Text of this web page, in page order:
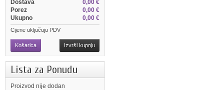
0,00 €
Dostava
0,00 €
Porez
0,00 €
Ukupno
Cijene uključuju PDV
Košarica Izvrši kupnju
Lista za Ponudu
Proizvod nije dodan